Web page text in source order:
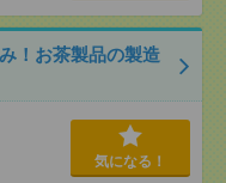
！お茶製品の製造
気になる！